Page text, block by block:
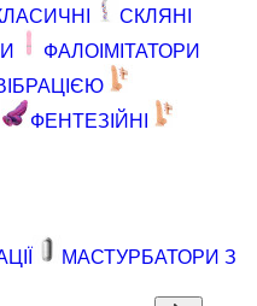
СКЛЯНІ
ФАЛОІМІТАТОРИ
ФЕНТЕЗІЙНІ
МАСТУРБАТОРИ З